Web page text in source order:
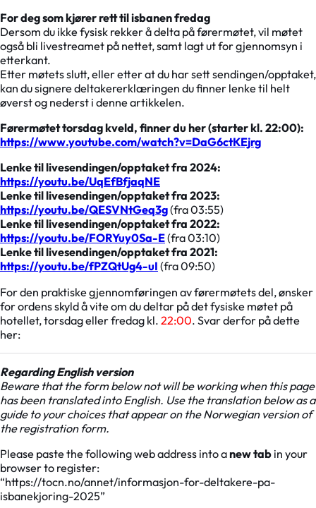
For deg som kjører rett til isbanen fredag
Dersom du ikke fysisk rekker å delta på førermøtet, vil møtet
også bli livestreamet på nettet, samt lagt ut for gjennomsyn i
etterkant.
Etter møtets slutt, eller etter at du har sett sendingen/opptaket,
kan du signere deltakererklæringen du finner lenke til helt
øverst og nederst i denne artikkelen.
Førermøtet torsdag kveld, finner du her (starter kl. 22:00):
https://www.youtube.com/watch?v=DaG6ctKEjrg
Lenke til livesendingen/opptaket fra 2024:
https://youtu.be/UqEfBfjaqNE
Lenke til livesendingen/opptaket fra 2023:
https://youtu.be/QESVNtGeq3g(fra 03:55)
Lenke til livesendingen/opptaket fra 2022:
https://youtu.be/FORYuy0Sa-E(fra 03:10)
Lenke til livesendingen/opptaket fra 2021:
https://youtu.be/fPZQtUg4-uI (fra 09:50)
For den praktiske gjennomføringen av førermøtets del, ønsker
for ordens skyld å vite om du deltar på det fysiske møtet på
hotellet, torsdag eller fredag kl. 22:00. Svar derfor på dette
her:
Regarding English version
Beware that the form below not will be working when this page
has been translated into English. Use the translation below as a
guide to your choices that appear on the Norwegian version of
the registration form.
Please paste the following web address into anew tab in your
browser to register:
“https://tocn.no/annet/informasjon-for-deltakere-pa-
isbanekjoring-2025”